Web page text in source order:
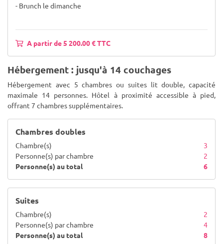
- Brunch le dimanche
A partir de 5 200.00 € TTC
Hébergement : jusqu'à 14 couchages
Hébergement avec 5 chambres ou suites lit double, capacité
maximale 14 personnes. Hôtel à proximité accessible à pied,
offrant 7 chambres supplémentaires.
Chambres doubles
Chambre(s)
3
Personne(s) par chambre
2
Personne(s) au total
6
Suites
Chambre(s)
2
Personne(s) par chambre
4
Personne(s) au total
8